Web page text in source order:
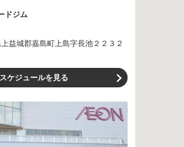
ドジム
益城郡嘉島町上島字長池２２３２
ケジュールを見る